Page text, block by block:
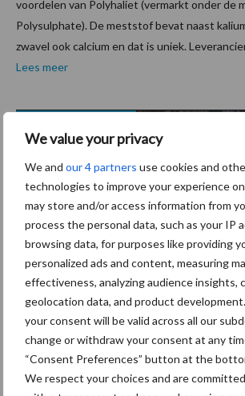
We value your privacy
We and our 4 partners use cookies and
technologies to improve your experience
may store and/or access information from
process the personal data, such as your IP
browsing data, for purposes like providing
personalized ads and content, measuring
effectiveness, analyzing audience insights,
geolocation data, and product
your consent will be valid across all our
change or withdraw your consent at any
“Consent Preferences” button at the
We respect your choices and are
voordelen van Polyhaliet (vermarkt onder de
Polysulphate). De meststof bevat naast
zwavel ook calcium en dat is uniek.
Lees meer
iets in januari
De FrieslandCampina-biologische
euro hoger ten opzichte van vorige maand.
garantieprijs op 51,75 euro per 100 kilo melk.